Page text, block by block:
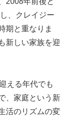
、クレイジー
期と重なりま
新しい家族を迎
える年代でも
、家庭という新
活のリズムの変